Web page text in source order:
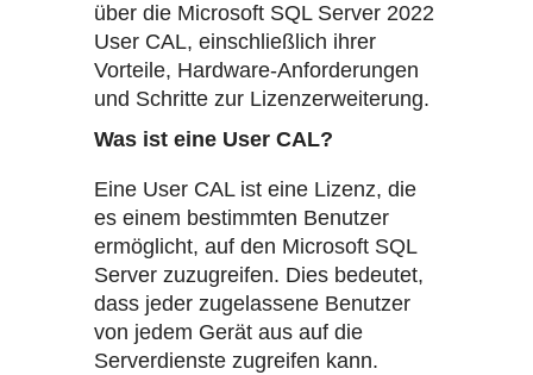
über die Microsoft SQL Server 2022
User CAL, einschließlich ihrer
Vorteile, Hardware-Anforderungen
und Schritte zur Lizenzerweiterung.
Was ist eine User CAL?
Eine User CAL ist eine Lizenz, die
es einem bestimmten Benutzer
ermöglicht, auf den Microsoft SQL
Server zuzugreifen. Dies bedeutet,
dass jeder zugelassene Benutzer
von jedem Gerät aus auf die
Serverdienste zugreifen kann.